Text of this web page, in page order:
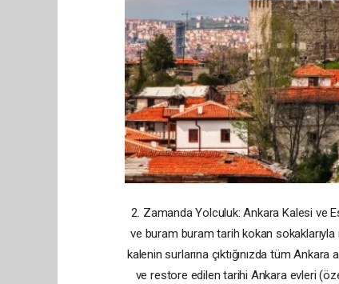
2. Zamanda Yolculuk: Ankara Kalesi ve
ve buram buram tarih kokan sokaklarıyla
kalenin surlarına çıktığınızda tüm Ankara
ve restore edilen tarihi Ankara evleri